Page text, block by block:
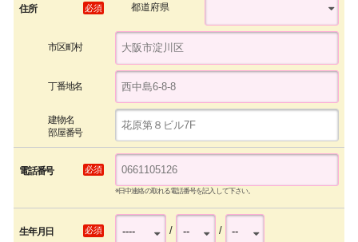
住所 必須 都道府県
市区町村
丁番地名
建物名
部屋番号
電話番号 必須
※日中連絡の取れる電話番号を記入して下さい。
生年月日 必須 / /